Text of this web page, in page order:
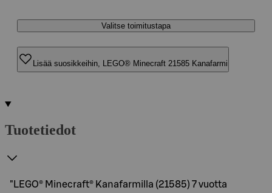
Valitse toimitustapa
Lisää suosikkeihin, LEGO® Minecraft 21585 Kanafarmi
Tuotetiedot
"LEGO® Minecraft® Kanafarmilla (21585) 7 vuotta